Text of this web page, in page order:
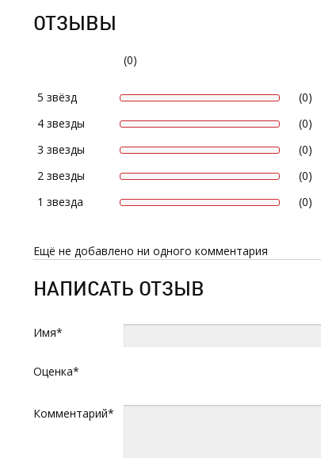
ОТЗЫВЫ
(0)
5 звёзд
(0)
4 звезды
(0)
3 звезды
(0)
2 звезды
(0)
1 звезда
(0)
Ещё не добавлено ни одного комментария
НАПИСАТЬ ОТЗЫВ
Имя*
Оценка*
Комментарий*